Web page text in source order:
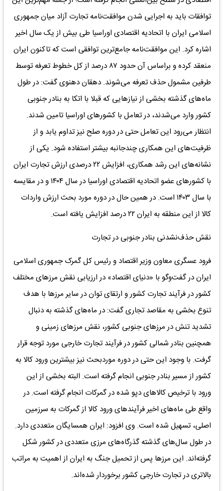
توافقات باید به اجرایی شدن موافقت‌نامه تجارت آزاد میان جمهوری
اسلامی ایران با اتحادیه اقتصادی اوراسیا طی بیش از یک سال اخیر
اشاره کرد. این موافقت‌نامه جامع‌ترین توافقی است که تاکنون ایران
منعقد کرده و براساس آن حدود ۸۷ درصد از کل خطوط تعرفه توسط
طرفین مشمول حذف تعرفه می‌شوند. دهقان دهنوی گفت: در طول
ماه‌های گذشته بخشی از نیازهایی که قبلا با اتکا به بنادر جنوبی
کشور وارد می‌شدند، در تعامل با کشورهای اوراسیا تامین شدند.
انتظار می‌رود این تعامل حتی در دوره صلح نیز تداوم یابد و از
ظرفیت‌های این همکاری چندجانبه بیشتر استفاده شود. یکی از
نشانه‌های این رشد همکاری، افزایش ۲۲ درصدی ارزش تجارت ایران
با کشورهای عضو اتحادیه اقتصادی اوراسیا در سال ۱۴۰۴ و در مقایسه
با سال ۱۴۰۳ است. در همین حال در دوره مورد بحث ارزش واردات
کالا از این منطقه به ایران ۲۲ درصد افزایش یافته است.
نقش حذف‌نشدنی بنادر جنوبی در تجارت
فرود عسگری معاون وزیر اقتصاد و رئیس کل گمرک جمهوری اسلامی
ایران در گفت‌وگو با «دنیای اقتصاد» در ارزیابی نقش مرزهای مختلف
کشور در فرآیند تجارت کشور و ارتقای توان در سایر مرزها با هدف
تنوع بخشی به مقاصد تجاری گفت: در ماه‌های گذشته به دنبال
تشدید تنش در مرزهای جنوبی کشور، نقش مرزهای زمینی و
همچنین بنادر شمالی کشور در فرآیند تجارت خارجی مورد توجه قرار
گرفت. با وجود این حتی در دوره موردبحث نیز بیشترین ورود کالا به
کشور از مسیر بنادر جنوبی انجام گرفته است. البته بخشی از این
ورود با ترخیص کالاهای دپو شده در گمرکات انجام گرفته است. در
واقع طی ماه‌های اخیر فرآیندهای ورود کالا از گمرکات به سرزمین
اصلی، تسهیل شده است. وی افزود: ایران همسایگان متعددی دارد.
در طول سال‌های گذشته گذرگاه‌های مرزی متعددی در کشور شکل
گرفته‌اند. این مرزها پس از تحمیل جنگ به ایران از اهمیت به مراتب
بالاتری در تجارت خارجی کشور برخوردار شده‌اند.